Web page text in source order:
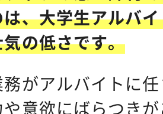
、大学生アルバ
の低さです。
がアルバイトに
意欲にばらつき